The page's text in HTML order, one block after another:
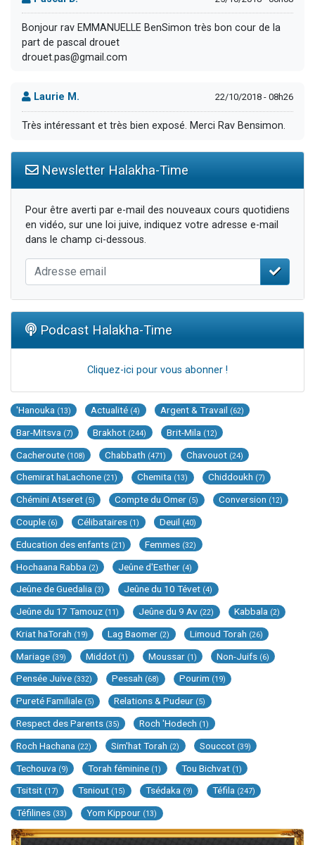
Bonjour rav EMMANUELLE BenSimon très bon cour de la
part de pascal drouet
drouet.pas@gmail.com
Laurie M. 22/10/2018 - 08h26
Très intéressant et très bien exposé. Merci Rav Bensimon.
Newsletter Halakha-Time
Pour être averti par e-mail des nouveaux cours quotidiens
en vidéo, sur une loi juive, indiquez votre adresse e-mail
dans le champ ci-dessous.
Podcast Halakha-Time
Cliquez-ici pour vous abonner !
'Hanouka (13) Actualité (4) Argent & Travail (62)
Bar-Mitsva (7) Brakhot (244) Brit-Mila (12)
Cacheroute (108) Chabbath (471) Chavouot (24)
Chemirat haLachone (21) Chemita (13) Chiddoukh (7)
Chémini Atseret (5) Compte du Omer (5) Conversion (12)
Couple (6) Célibataires (1) Deuil (40)
Education des enfants (21) Femmes (32)
Hochaana Rabba (2) Jeûne d'Esther (4)
Jeûne de Guedalia (3) Jeûne du 10 Tévet (4)
Jeûne du 17 Tamouz (11) Jeûne du 9 Av (22) Kabbala (2)
Kriat haTorah (19) Lag Baomer (2) Limoud Torah (26)
Mariage (39) Middot (1) Moussar (1) Non-Juifs (6)
Pensée Juive (332) Pessah (68) Pourim (19)
Pureté Familiale (5) Relations & Pudeur (5)
Respect des Parents (35) Roch 'Hodech (1)
Roch Hachana (22) Sim'hat Torah (2) Souccot (39)
Techouva (9) Torah féminine (1) Tou Bichvat (1)
Tsitsit (17) Tsniout (15) Tsédaka (9) Téfila (247)
Téfilines (33) Yom Kippour (13)